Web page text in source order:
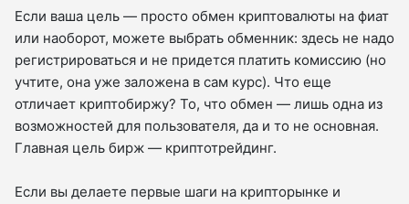
Если ваша цель — просто обмен криптовалюты на фиат
или наоборот, можете выбрать обменник: здесь не надо
регистрироваться и не придется платить комиссию (но
учтите, она уже заложена в сам курс). Что еще
отличает криптобиржу? То, что обмен — лишь одна из
возможностей для пользователя, да и то не основная.
Главная цель бирж — криптотрейдинг.
Если вы делаете первые шаги на крипторынке и